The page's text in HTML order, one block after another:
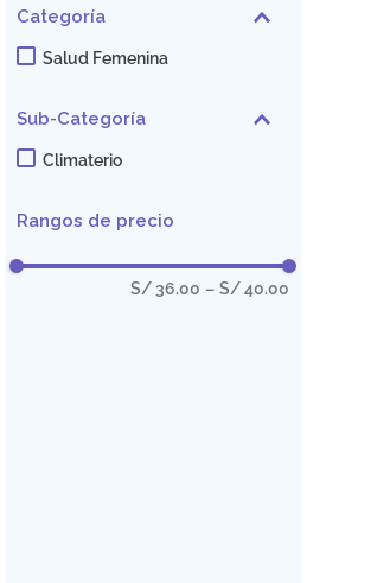
Categoría
Salud Femenina
Sub-Categoría
Climaterio
Rangos de precio
S/ 36.00 – S/ 40.00
8.
9
mucovit
10. nutribén